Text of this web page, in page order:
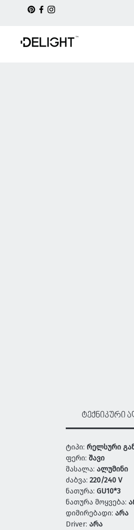
ტექნიკური
ტიპი: რელსური
ფერი: შავი
მასალა: ალუმინი
ძაბვა: 220/240 V
ნათურა: GU10*3
ნათურა მოყვება:
დიმირებადი: არა
Driver: არა